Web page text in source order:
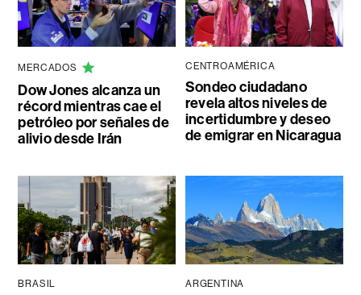
MERCADOS
Dow Jones alcanza un
récord mientras cae el
petróleo por señales de
alivio desde Irán
CENTROAMÉRICA
Sondeo ciudadano
revela altos niveles de
incertidumbre y deseo
de emigrar en Nicaragua
BRASIL ARGENTINA